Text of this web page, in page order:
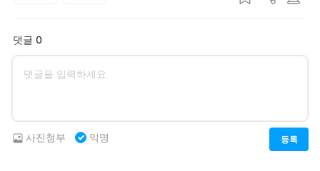
댓글 0
등록
사진첨부 익명